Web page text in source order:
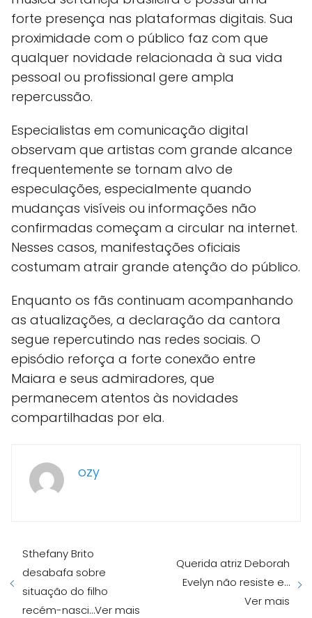
forte presença nas plataformas digitais. Sua
proximidade com o público faz com que
qualquer novidade relacionada à sua vida
pessoal ou profissional gere ampla
repercussão.
Especialistas em comunicação digital
observam que artistas com grande alcance
frequentemente se tornam alvo de
especulações, especialmente quando
mudanças visíveis ou informações não
confirmadas começam a circular na internet.
Nesses casos, manifestações oficiais
costumam atrair grande atenção do público.
Enquanto os fãs continuam acompanhando
as atualizações, a declaração da cantora
segue repercutindo nas redes sociais. O
episódio reforça a forte conexão entre
Maiara e seus admiradores, que
permanecem atentos às novidades
compartilhadas por ela.
ozy
Sthefany Brito
desabafa sobre
situação do filho
recém-nasci…Ver mais
Querida atriz Deborah
Evelyn não resiste e…
Ver mais